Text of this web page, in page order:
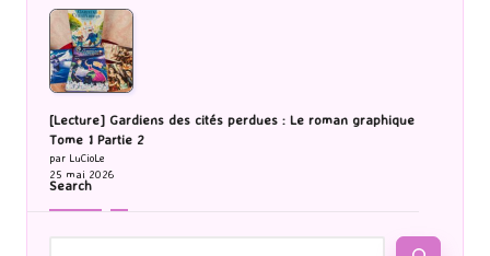
[Lecture] Gardiens des cités perdues : Le roman graphique
Tome 1 Partie 2
par LuCioLe
25 mai 2026
Search